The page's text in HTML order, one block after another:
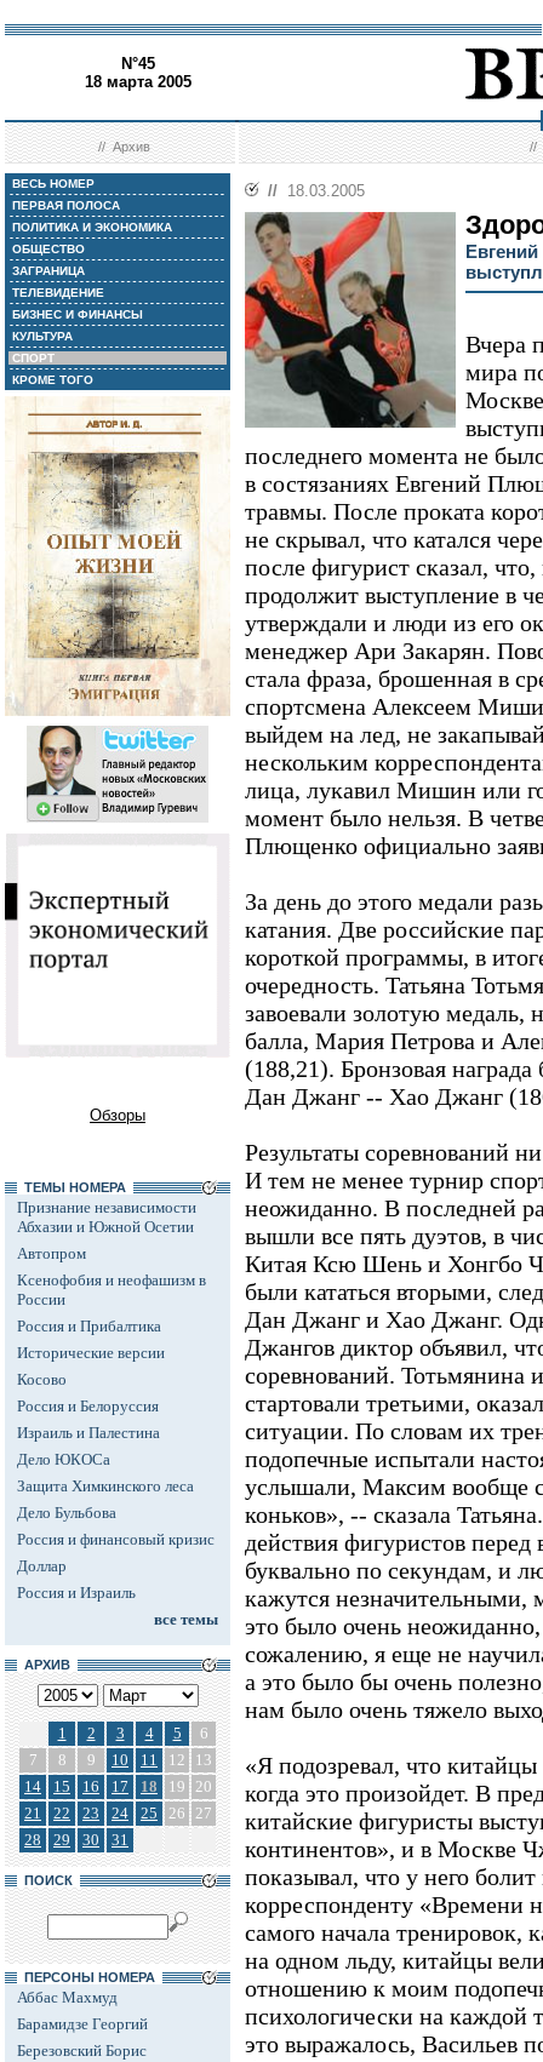
N°45
18 марта 2005
//Архив //
ВЕСЬ НОМЕР
ПЕРВАЯ ПОЛОСА
ПОЛИТИКА И ЭКОНОМИКА
ОБЩЕСТВО
ЗАГРАНИЦА
ТЕЛЕВИДЕНИЕ
БИЗНЕС И ФИНАНСЫ
КУЛЬТУРА
СПОРТ
КРОМЕ ТОГО
Обзоры
ТЕМЫ НОМЕРА
Признание независимости
Абхазии и Южной Осетии
Автопром
Ксенофобия и неофашизм в
России
Россия и Прибалтика
Исторические версии
Косово
Россия и Белоруссия
Израиль и Палестина
Дело ЮКОСа
Защита Химкинского леса
Дело Бульбова
Россия и финансовый кризис
Доллар
Россия и Израиль
все темы
АРХИВ
1 2 3 4 5
6
7
8 9 10 11 12
13
14
15 16 17 18 19 20
21
22 23 24 25 26 27
28
29 30 31
ПОИСК
ПЕРСОНЫ НОМЕРА
Аббас Махмуд
Барамидзе Георгий
Березовский Борис
// 18.03.2005
Вчера
мира
последнего момента не
в состязаниях Евгений
травмы. После проката
не скрывал, что катался
после фигурист сказал,
продолжит выступление в
утверждали и люди из его
менеджер Ари Закарян.
стала фраза, брошенная в
спортсмена Алексеем
выйдем на лед, не
нескольким
лица, лукавил Мишин или
момент было нельзя. В
Плющенко официально
За день до этого медали
катания. Две российские
короткой программы, в
очередность. Татьяна
завоевали золотую медаль,
балла, Мария Петрова и
(188,21). Бронзовая
Дан Джанг -- Хао Джанг
Результаты соревнований
И тем не менее турнир
неожиданно. В последней
вышли все пять дуэтов, в
Китая Ксю Шень и Хонгбо
были кататься вторыми,
Дан Джанг и Хао Джанг.
Джангов диктор объявил,
соревнований. Тотьмянина
стартовали третьими,
ситуации. По словам их
подопечные испытали
услышали, Максим вообще
коньков», -- сказала
действия фигуристов
буквально по секундам, и
кажутся незначительными,
это было очень
сожалению, я еще не
а это было бы очень
нам было очень тяжело
«Я подозревал, что
когда это произойдет. В
китайские фигуристы
континентов», и в Москве
показывал, что у него болит
корреспонденту «Времени
самого начала тренировок,
на одном льду, китайцы
отношению к моим
психологически на каждой
это выражалось, Васильев